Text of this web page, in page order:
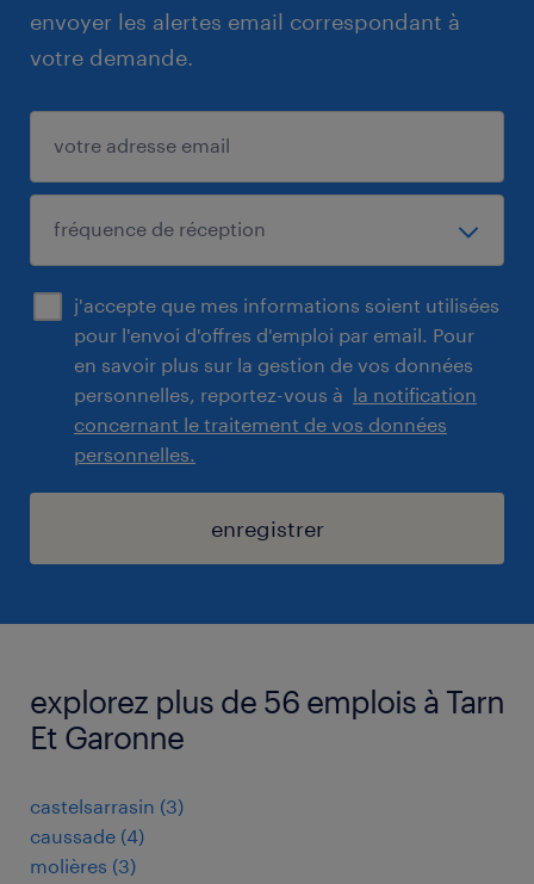
envoyer les alertes email correspondant à
votre demande.
j'accepte que mes informations soient utilisées
pour l'envoi d'offres d'emploi par email. Pour
en savoir plus sur la gestion de vos données
personnelles, reportez-vous à la notification
concernant le traitement de vos données
personnelles.
enregistrer
explorez plus de 56 emplois à Tarn
Et Garonne
castelsarrasin (3)
caussade (4)
molières (3)